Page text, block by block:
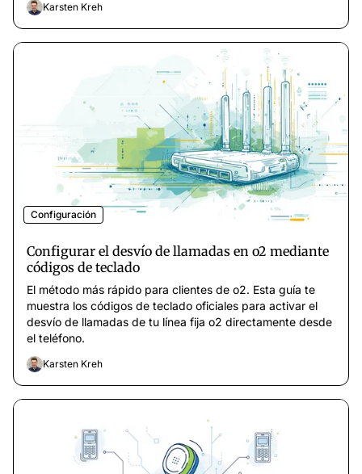
Karsten Kreh
Configuración
Configurar el desvío de llamadas en o2 mediante
códigos de teclado
El método más rápido para clientes de o2. Esta guía te
muestra los códigos de teclado oficiales para activar el
desvío de llamadas de tu línea fija o2 directamente desde
el teléfono.
Karsten Kreh